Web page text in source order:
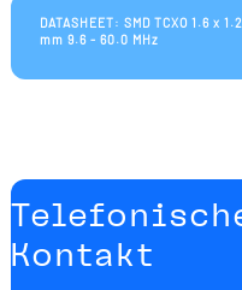
DATASHEET: SMD TCXO 1.6 x
mm 9.6 - 60.0 MHz
Kontakt